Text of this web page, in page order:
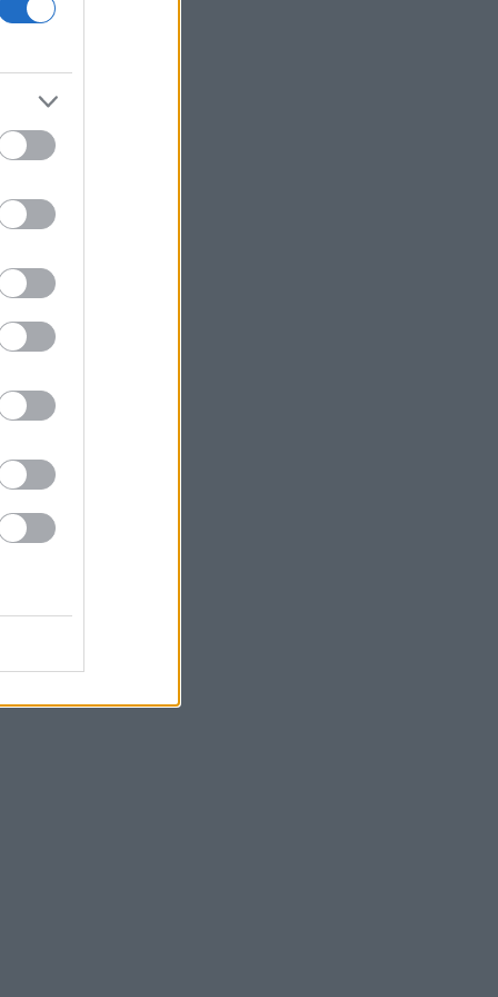
Οι ελληνικές scale-ups επιχειρήσεις
Γερμανία- δημοσκόπηση: Στο 28% η
CDU/CSU του Μερτς
επτά εβδομάδων με φόντο το Ιράν
Η Ρωσία έπληξε κόμβο εφοδιασμού
«Η Βόρεια Κορέα εκτόξευσε βαλλιστικό
Σεούλ
εκατ. δολάρια και ανοίγει γραφείο στις
ΗΠΑ
επιχειρήσεις της Σαμοθράκης